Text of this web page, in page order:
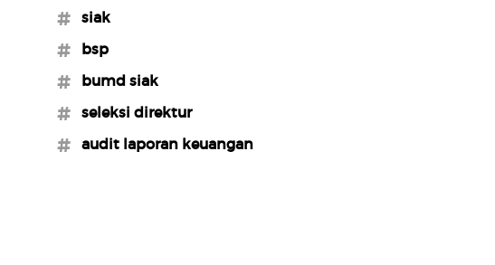
#siak
#bsp
#bumd siak
#seleksi direktur
#audit laporan keuangan